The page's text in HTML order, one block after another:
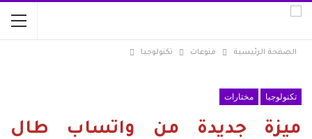
الصفحة الرئيسية منوعات تكنولوجيا
تكنولوجيا مختارات
ميزة جديدة من واتساب طال